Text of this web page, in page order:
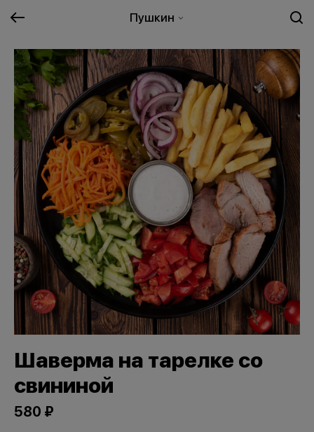
Пушкин
Шаверма на тарелке со
свининой
580 ₽